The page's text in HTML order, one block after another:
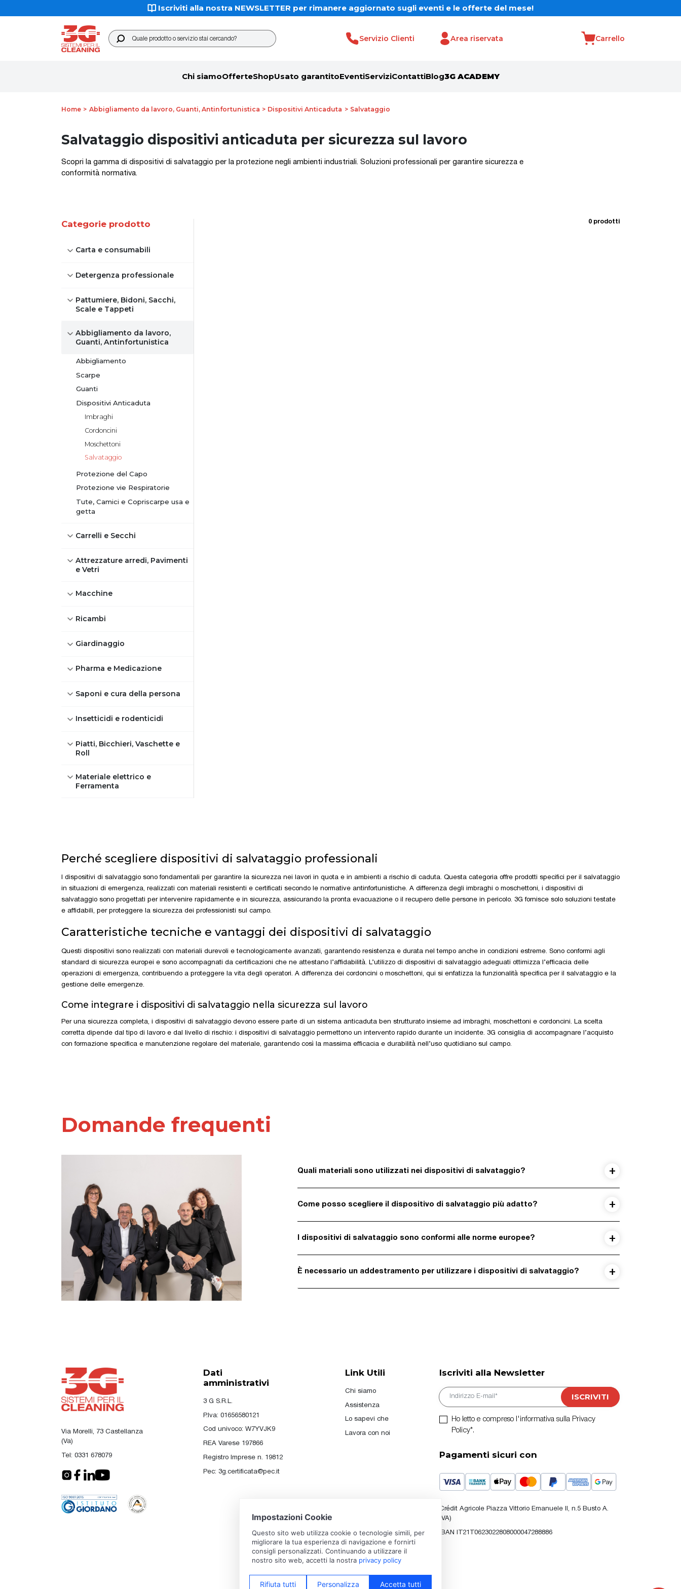
Iscriviti alla nostra NEWSLETTER per rimanere aggiornato sugli eventi e le offerte del mese!
Ottieni lo sconto del 10% sul tuo primo ordine inserendo il codice BENVENUTO10 al check-out!
Quale prodotto o servizio stai cercando? Servizio Clienti Area riservata Carrello
Chi siamoOfferteShopUsato garantitoEventiServiziContattiBlog3G ACADEMY
Home Abbigliamento da lavoro, Guanti, Antinfortunistica Dispositivi Anticaduta Salvataggio
Salvataggio dispositivi anticaduta per sicurezza sul lavoro
Scopri la gamma di dispositivi di salvataggio per la protezione negli ambienti industriali. Soluzioni professionali per garantire sicurezza e
conformità normativa.
Categorie prodotto
Carta e consumabili
Detergenza professionale
Pattumiere, Bidoni, Sacchi,
Scale e Tappeti
Abbigliamento da lavoro,
Guanti, Antinfortunistica
Abbigliamento
Scarpe
Guanti
Dispositivi Anticaduta
Imbraghi
Cordoncini
Moschettoni
Salvataggio
Protezione del Capo
Protezione vie Respiratorie
Tute, Camici e Copriscarpe usa e
getta
Carrelli e Secchi
Attrezzature arredi, Pavimenti
e Vetri
Macchine
Ricambi
Giardinaggio
Pharma e Medicazione
Saponi e cura della persona
Insetticidi e rodenticidi
Piatti, Bicchieri, Vaschette e
Roll
Materiale elettrico e
Ferramenta
0 prodotti
Perché scegliere dispositivi di salvataggio professionali
I dispositivi di salvataggio sono fondamentali per garantire la sicurezza nei lavori in quota e in ambienti a rischio di caduta. Questa categoria offre prodotti specifici per il salvataggio
in situazioni di emergenza, realizzati con materiali resistenti e certificati secondo le normative antinfortunistiche. A differenza degli imbraghi o moschettoni, i dispositivi di
salvataggio sono progettati per intervenire rapidamente e in sicurezza, assicurando la pronta evacuazione o il recupero delle persone in pericolo. 3G fornisce solo soluzioni testate
e affidabili, per proteggere la sicurezza dei professionisti sul campo.
Caratteristiche tecniche e vantaggi dei dispositivi di salvataggio
Questi dispositivi sono realizzati con materiali durevoli e tecnologicamente avanzati, garantendo resistenza e durata nel tempo anche in condizioni estreme. Sono conformi agli
standard di sicurezza europei e sono accompagnati da certificazioni che ne attestano l’affidabilità. L’utilizzo di dispositivi di salvataggio adeguati ottimizza l’efficacia delle
operazioni di emergenza, contribuendo a proteggere la vita degli operatori. A differenza dei cordoncini o moschettoni, qui si enfatizza la funzionalità specifica per il salvataggio e la
gestione delle emergenze.
Come integrare i dispositivi di salvataggio nella sicurezza sul lavoro
Per una sicurezza completa, i dispositivi di salvataggio devono essere parte di un sistema anticaduta ben strutturato insieme ad imbraghi, moschettoni e cordoncini. La scelta
corretta dipende dal tipo di lavoro e dal livello di rischio: i dispositivi di salvataggio permettono un intervento rapido durante un incidente. 3G consiglia di accompagnare l’acquisto
con formazione specifica e manutenzione regolare del materiale, garantendo così la massima efficacia e durabilità nell’uso quotidiano sul campo.
Domande frequenti
Quali materiali sono utilizzati nei dispositivi di salvataggio?
Come posso scegliere il dispositivo di salvataggio più adatto?
I dispositivi di salvataggio sono conformi alle norme europee?
È necessario un addestramento per utilizzare i dispositivi di salvataggio?
Via Morelli, 73 Castellanza
(Va)
Tel: 0331 678079
Dati
amministrativi
3 G S.R.L.
P.Iva: 01656580121
Cod univoco: W7YVJK9
REA Varese 197866
Registro Imprese n. 19812
Pec: 3g.certificata@pec.it
Link Utili
Chi siamo
Assistenza
Lo sapevi che
Lavora con noi
Iscriviti alla Newsletter
E-mail
ISCRIVITI
Ho letto e compreso l'informativa sulla Privacy
Policy*.
Pagamenti sicuri con
Crédit Agricole Piazza Vittorio Emanuele II, n.5 Busto A.
(VA)
IBAN IT21T0623022808000047288886